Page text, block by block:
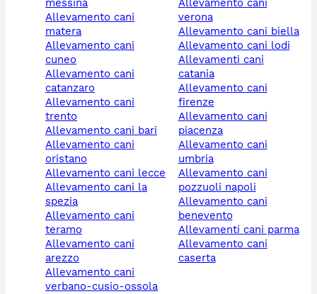
messina
allevamento cani
matera
allevamento cani
cuneo
allevamento cani
catanzaro
allevamento cani
trento
allevamento cani bari
allevamento cani
oristano
allevamento cani lecce
allevamento cani la
spezia
allevamento cani
teramo
allevamento cani
arezzo
allevamento cani
verbano-cusio-ossola
allevamento cani
verona
allevamento cani biella
allevamento cani lodi
allevamenti cani
catania
allevamento cani
firenze
allevamento cani
piacenza
allevamento cani
umbria
allevamento cani
pozzuoli napoli
allevamento cani
benevento
allevamenti cani parma
allevamento cani
caserta